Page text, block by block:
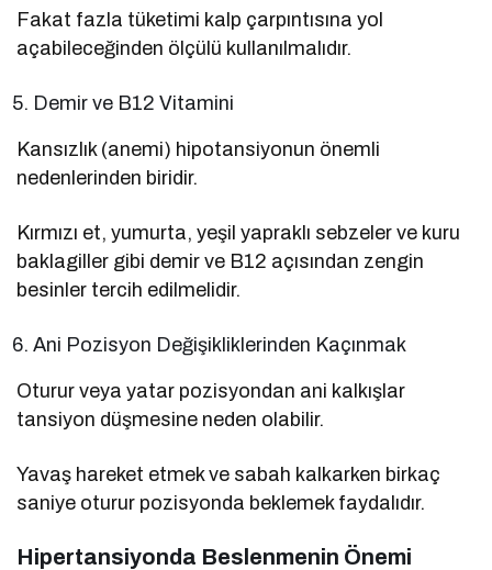
Fakat fazla tüketimi kalp çarpıntısına yol
açabileceğinden ölçülü kullanılmalıdır.
Demir ve B12 Vitamini
Kansızlık (anemi) hipotansiyonun önemli
nedenlerinden biridir.
Kırmızı et, yumurta, yeşil yapraklı sebzeler ve kuru
baklagiller gibi demir ve B12 açısından zengin
besinler tercih edilmelidir.
Ani Pozisyon Değişikliklerinden Kaçınmak
Oturur veya yatar pozisyondan ani kalkışlar
tansiyon düşmesine neden olabilir.
Yavaş hareket etmek ve sabah kalkarken birkaç
saniye oturur pozisyonda beklemek faydalıdır.
Hipertansiyonda Beslenmenin Önemi